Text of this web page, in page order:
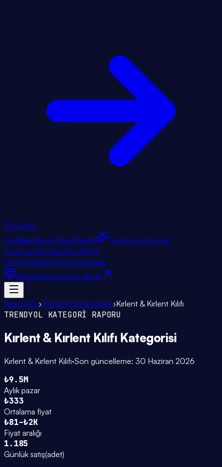
TPro360
ÖzelliklerNasıl ÇalışırEklenti
Trendyol Fotoğraf
StüdyosuFiyatlandırmaBlog
Ürün AnalizKomisyon Hesapla
EklentiGirişÜcretsiz Başla
Ana Sayfa›Trendyol Kategorileri›Kırlent & Kırlent Kılıfı
TRENDYOL KATEGORİ RAPORU
Kırlent & Kırlent Kılıfı Kategorisi
Kırlent & Kırlent Kılıfı·Son güncelleme: 30 Haziran 2026
₺9.5M
Aylık pazar
₺333
Ortalama fiyat
₺81–₺2K
Fiyat aralığı
1.185
Günlük satış(adet)